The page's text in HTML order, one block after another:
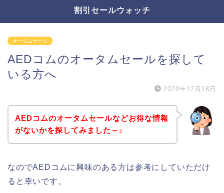
割引セールウォッチ
オータムセール
AEDコムのオータムセールを探して
いる方へ
2020年12月18日
AEDコムのオータムセールなどお得な情報
がないかを探してみました～♪
なのでAEDコムに興味のある方は参考にしていただけ
ると幸いです。